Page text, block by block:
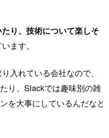
り、技術について楽しそ
ます。
入れている会社なので、
り、Slackでは趣味別の雑
を大事にしているんだなと